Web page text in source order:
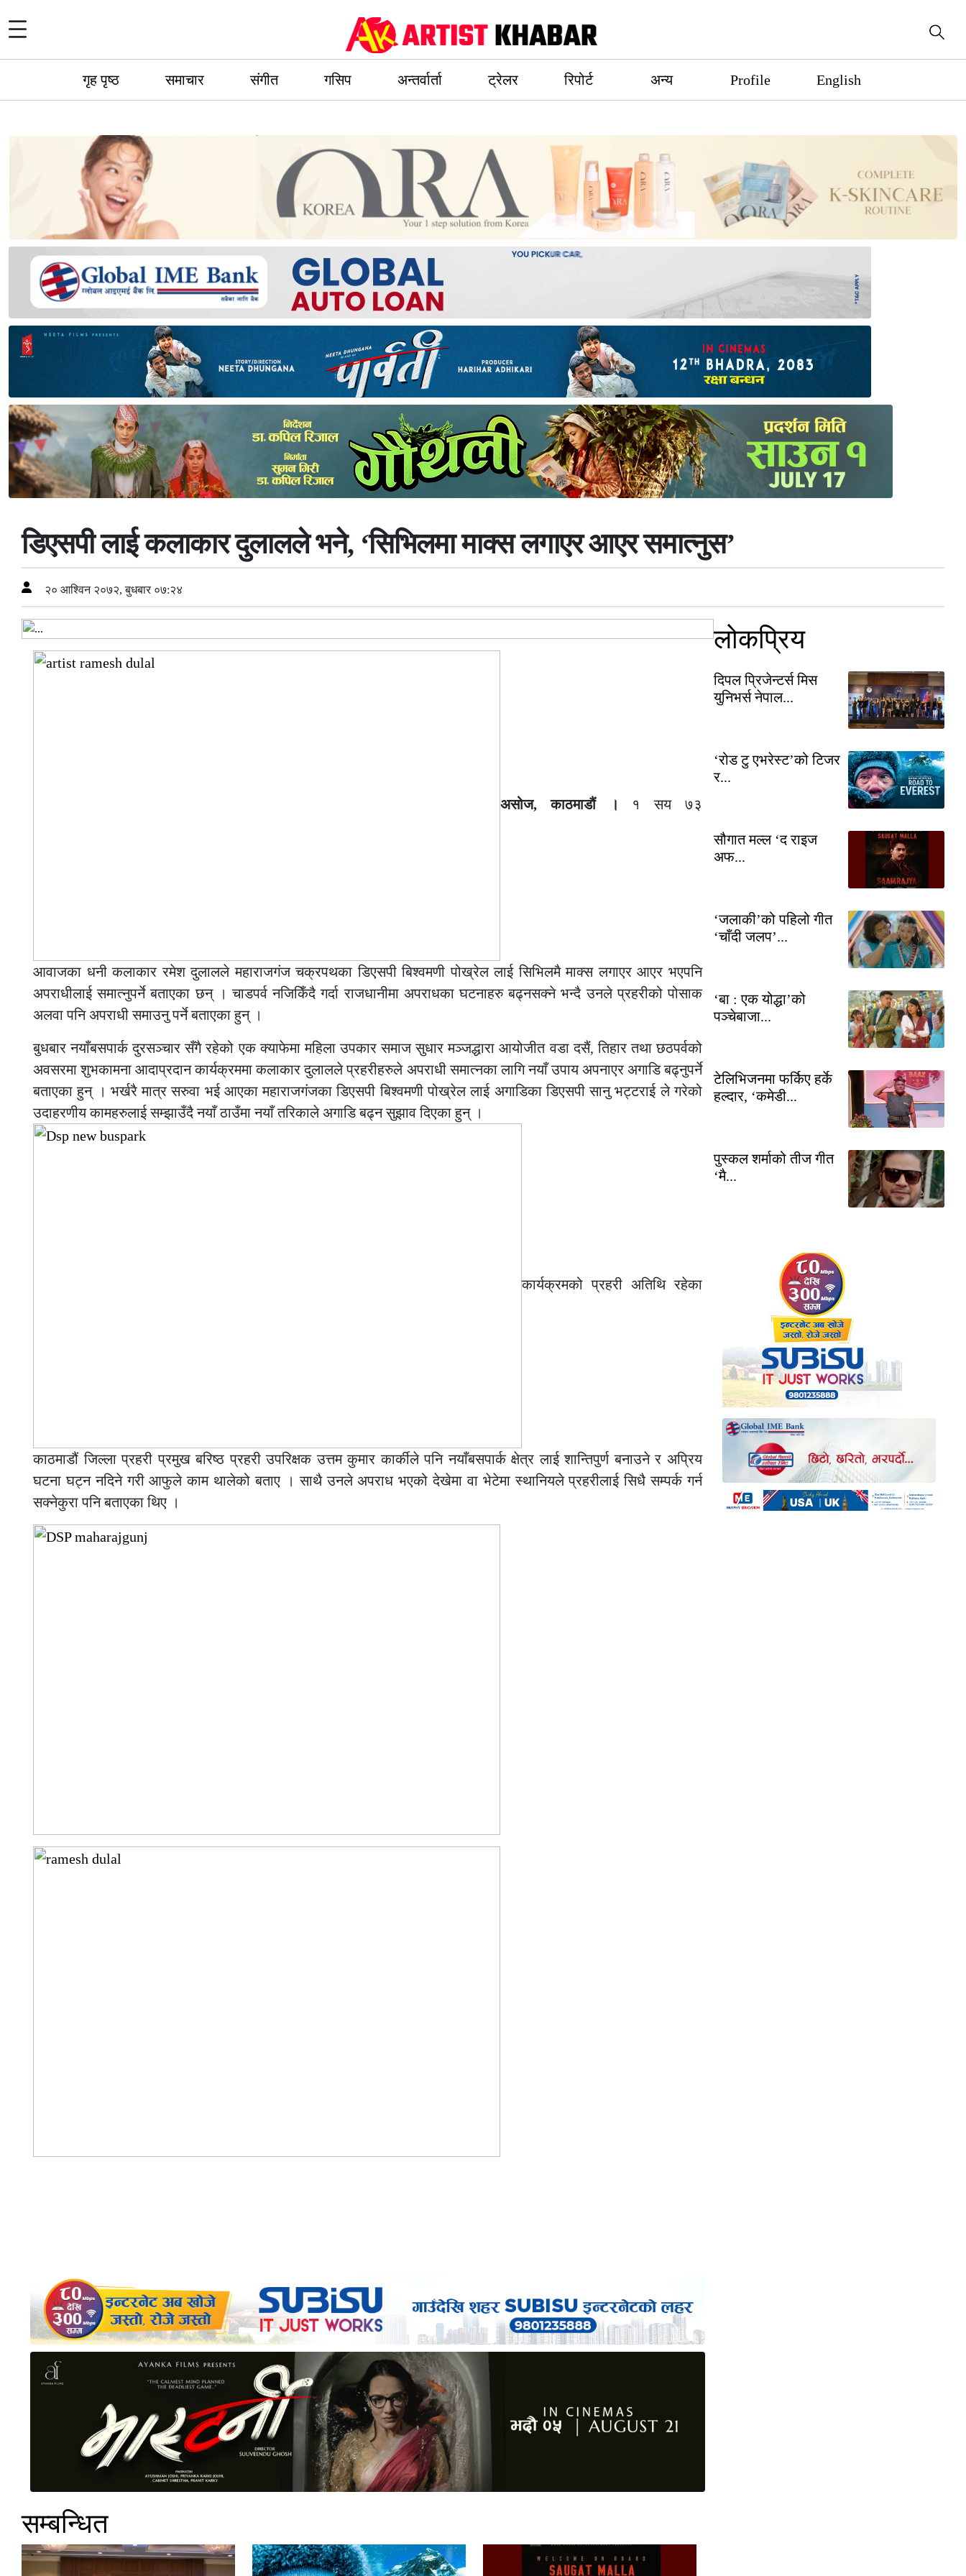
गृह पृष्ठ समाचार संगीत गसिप अन्तर्वार्ता ट्रेलर रिपोर्ट अन्य Profile English
डिएसपी लाई कलाकार दुलालले भने, ‘सिभिलमा माक्स लगाएर आएर समात्नुस’
२० आश्विन २०७२, बुधबार ०७:२४
असोज, काठमाडौं । १ सय ७३
आवाजका धनी कलाकार रमेश दुलालले महाराजगंज चक्रपथका डिएसपी बिश्वमणी पोख्रेल लाई सिभिलमै माक्स लगाएर आएर भएपनि
अपराधीलाई समात्नुपर्ने बताएका छन् । चाडपर्व नजिकिँदै गर्दा राजधानीमा अपराधका घटनाहरु बढ्नसक्ने भन्दै उनले प्रहरीको पोसाक
अलवा पनि अपराधी समाउनु पर्ने बताएका हुन् ।
बुधबार नयाँबसपार्क दुरसञ्चार सँगै रहेको एक क्याफेमा महिला उपकार समाज सुधार मञ्जद्धारा आयोजीत वडा दसैं, तिहार तथा छठपर्वको
अवसरमा शुभकामना आदाप्रदान कार्यक्रममा कलाकार दुलालले प्रहरीहरुले अपराधी समात्नका लागि नयाँ उपाय अपनाएर अगाडि बढ्नुपर्ने
बताएका हुन् । भर्खरै मात्र सरुवा भई आएका महाराजगंजका डिएसपी बिश्वमणी पोख्रेल लाई अगाडिका डिएसपी सानु भट्टराई ले गरेको
उदाहरणीय कामहरुलाई सम्झाउँदै नयाँ ठाउँमा नयाँ तरिकाले अगाडि बढ्न सुझाव दिएका हुन् ।
कार्यक्रमको प्रहरी अतिथि रहेका
काठमाडौं जिल्ला प्रहरी प्रमुख बरिष्ठ प्रहरी उपरिक्षक उत्तम कुमार कार्कीले पनि नयाँबसपार्क क्षेत्र लाई शान्तिपुर्ण बनाउने र अप्रिय
घटना घट्न नदिने गरी आफुले काम थालेको बताए । साथै उनले अपराध भएको देखेमा वा भेटेमा स्थानियले प्रहरीलाई सिधै सम्पर्क गर्न
सक्नेकुरा पनि बताएका थिए ।
सम्बन्धित
लोकप्रिय
दिपल प्रिजेन्टर्स मिस
युनिभर्स नेपाल...
‘रोड टु एभरेस्ट’को टिजर
र...
सौगात मल्ल ‘द राइज
अफ...
‘जलाकी’को पहिलो गीत
‘चाँदी जलप’...
‘बा : एक योद्धा’को
पञ्चेबाजा...
टेलिभिजनमा फर्किए हर्के
हल्दार, ‘कमेडी...
पुस्कल शर्माको तीज गीत
‘मै...